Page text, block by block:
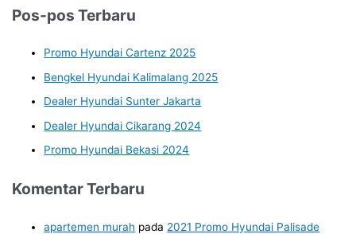
Pos-pos Terbaru
Promo Hyundai Cartenz 2025
Bengkel Hyundai Kalimalang 2025
Dealer Hyundai Sunter Jakarta
Dealer Hyundai Cikarang 2024
Promo Hyundai Bekasi 2024
Komentar Terbaru
apartemen murah pada 2021 Promo Hyundai Palisade